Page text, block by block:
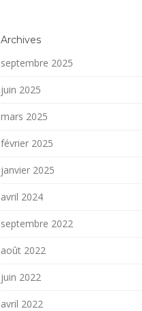
Archives
septembre 2025
juin 2025
mars 2025
février 2025
janvier 2025
avril 2024
septembre 2022
août 2022
juin 2022
avril 2022